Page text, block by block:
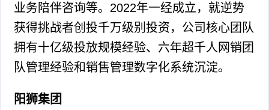
业务陪伴咨询等。2022年一经成立，就逆势
获得挑战者创投千万级别投资，公司核心团队
拥有十亿级投放规模经验、六年超千人网销团
队管理经验和销售管理数字化系统沉淀。
阳狮集团